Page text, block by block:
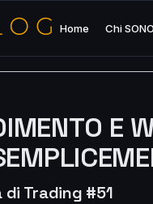
Home Chi SONO
E
di Trading #51